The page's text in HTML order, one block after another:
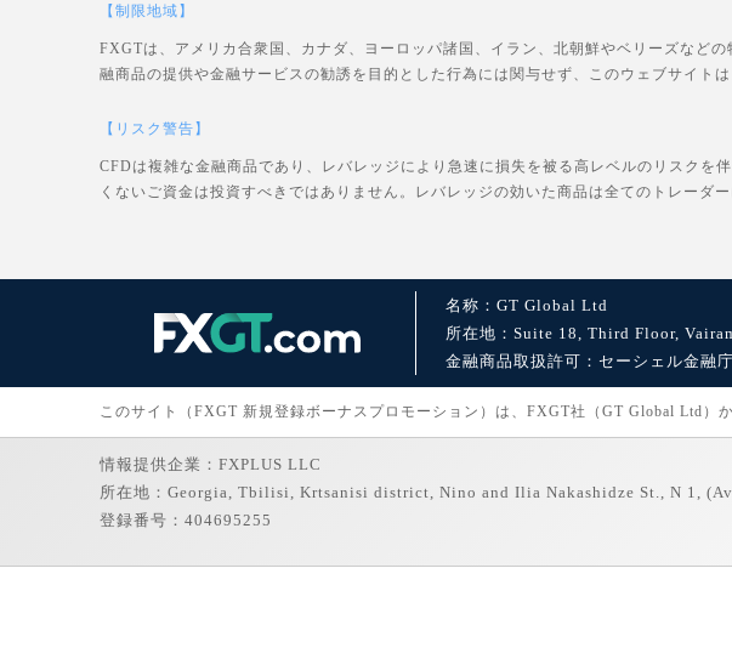
【制限地域】
FXGTは、アメリカ合衆国、カナダ、ヨーロッパ諸国、イラン、北朝鮮やベリーズなど
融商品の提供や金融サービスの勧誘を目的とした行為には関与せず、このウェブサイト
【リスク警告】
CFDは複雑な金融商品であり、レバレッジにより急速に損失を被る高レベルのリスク
くないご資金は投資すべきではありません。レバレッジの効いた商品は全てのトレーダ
名称：GT Global Ltd
所在地：Suite 18, Third Floor,
金融商品取扱許可：セーシェル金融
このサイト（FXGT 新規登録ボーナスプロモーション）は、FXGT社（GT Global Ltd）
情報提供企業：FXPLUS LLC
所在地：Georgia, Tbilisi, Krtsanisi district, Nino and Ilia Nakashidze St., N 1,
登録番号：404695255